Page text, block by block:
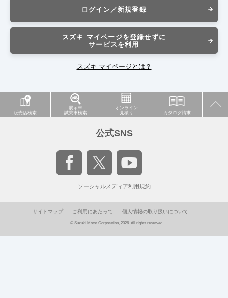
ログイン／新規登録
スズキ マイページを登録せずに
サービスを利用
スズキ マイページとは？
販売店検索
展示車
試乗車検索
オンライン
見積り
カタログ請求
公式SNS
ソーシャルメディア利用規約
サイトマップ ご利用にあたって 個人情報の取り扱いについて
© Suzuki Motor Corporation, 2026. All rights reserved.